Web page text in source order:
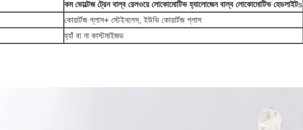
কম ভোল্টেজ ট্রেন বাল্ব রেলওয়ে লোকোমোটিভ হ্যালোজেন বাল্ব লোকোমোটিভ হেডলাইটs
কোয়ার্টজ গ্লাস+ স্টেইনলেস, ইউভি কোয়ার্টজ গ্লাস
হ্যাঁ বা না কাস্টমাইজড